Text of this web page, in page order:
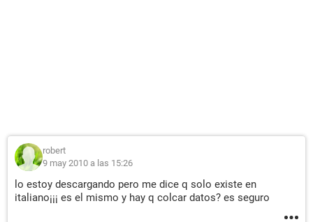
robert
9 may 2010 a las 15:26
lo estoy descargando pero me dice q solo existe en
italiano¡¡¡ es el mismo y hay q colcar datos? es seguro